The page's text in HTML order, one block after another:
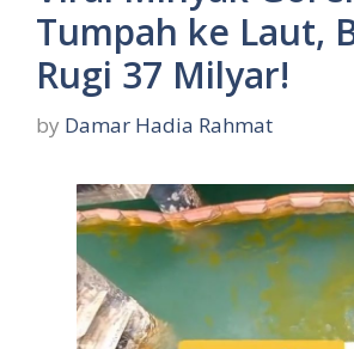
Tumpah ke Laut,
Rugi 37 Milyar!
by Damar Hadia Rahmat